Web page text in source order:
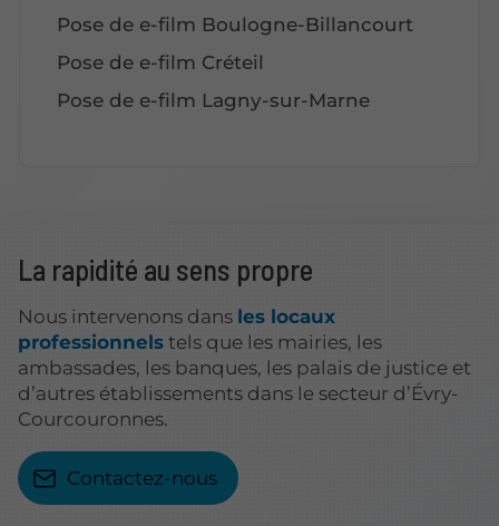
Pose de e-film Boulogne-Billancourt
Pose de e-film Créteil
Pose de e-film Lagny-sur-Marne
La rapidité au sens propre
Nous intervenons dans les locaux
professionnels tels que les mairies, les
ambassades, les banques, les palais de justice et
d’autres établissements dans le secteur d’Évry-
Courcouronnes.
Contactez-nous